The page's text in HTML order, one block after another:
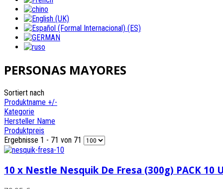
PERSONAS MAYORES
Sortiert nach
Produktname +/-
Kategorie
Hersteller Name
Produktpreis
Ergebnisse 1 - 71 von 71
10 x Nestle Nesquik De Fresa (300g) PACK 10